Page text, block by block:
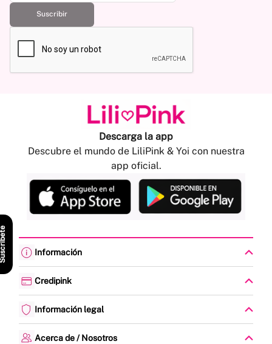
Suscribir
Descarga la app
Descubre el mundo de LiliPink & Yoi con nuestra
app oficial.
Información
Política de envíos
Preguntas frecuentes
Encuesta de Satisfacción
Credipink
Paga aquí tu Credi-Pink
Actualización de datos
Información legal
Política de tratamiento de datos personales
Acerca de / Nosotros